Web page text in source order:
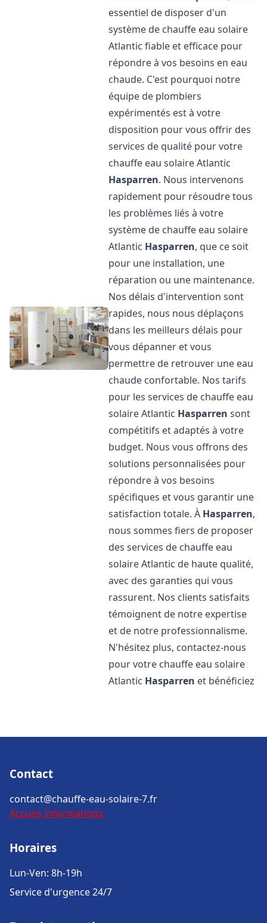
essentiel de disposer d'un
système de chauffe eau solaire
Atlantic fiable et efficace pour
répondre à vos besoins en eau
chaude. C'est pourquoi notre
équipe de plombiers
expérimentés est à votre
disposition pour vous offrir des
services de qualité pour votre
chauffe eau solaire Atlantic
Hasparren. Nous intervenons
rapidement pour résoudre tous
les problèmes liés à votre
système de chauffe eau solaire
Atlantic Hasparren, que ce soit
pour une installation, une
réparation ou une maintenance.
Nos délais d'intervention sont
rapides, nous nous déplaçons
dans les meilleurs délais pour
vous dépanner et vous
permettre de retrouver une eau
chaude confortable. Nos tarifs
pour les services de chauffe eau
solaire Atlantic Hasparren sont
compétitifs et adaptés à votre
budget. Nous vous offrons des
solutions personnalisées pour
répondre à vos besoins
spécifiques et vous garantir une
satisfaction totale. À Hasparren,
nous sommes fiers de proposer
des services de chauffe eau
solaire Atlantic de haute qualité,
avec des garanties qui vous
rassurent. Nos clients satisfaits
témoignent de notre expertise
et de notre professionnalisme.
N'hésitez plus, contactez-nous
pour votre chauffe eau solaire
Atlantic Hasparren et bénéficiez
Contact
contact@chauffe-eau-solaire-7.fr
Accueil Informations
Horaires
Lun-Ven: 8h-19h
Service d'urgence 24/7